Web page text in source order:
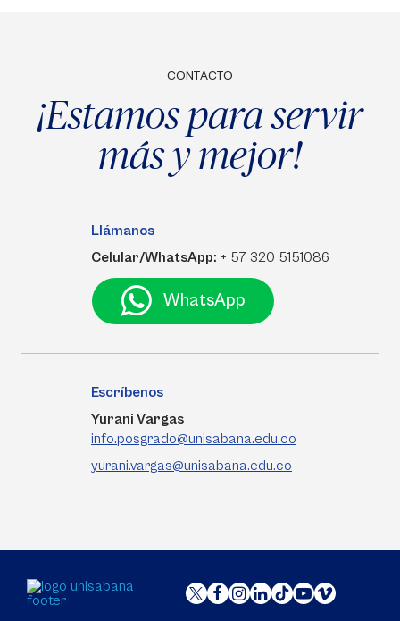
CONTACTO
¡Estamos para servir
más y mejor!
Llámanos
Celular/WhatsApp: + 57 320 5151086
WhatsApp
Escríbenos
Yurani Vargas
info.posgrado@unisabana.edu.co
yurani.vargas@unisabana.edu.co